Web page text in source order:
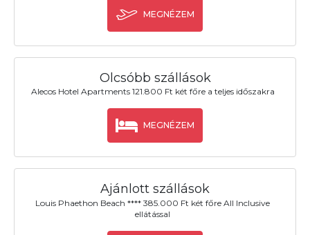
MEGNÉZEM
Olcsóbb szállások
Alecos Hotel Apartments 121.800 Ft két főre a teljes időszakra
MEGNÉZEM
Ajánlott szállások
Louis Phaethon Beach **** 385.000 Ft két főre All Inclusive
ellátással